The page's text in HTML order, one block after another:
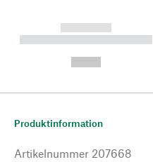
------------
----------- ----------- --------
Produktinformation
Artikelnummer 207668